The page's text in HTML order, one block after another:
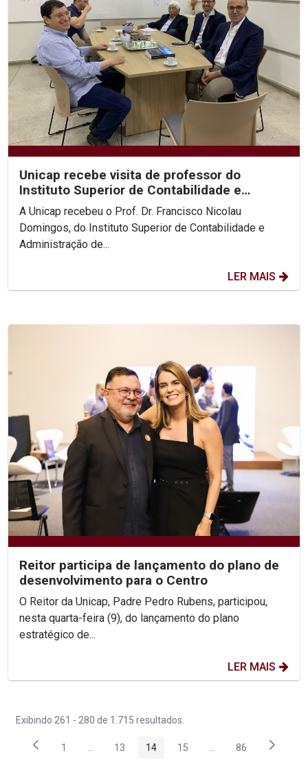
Unicap recebe visita de professor do
Instituto Superior de Contabilidade e
Administração de Lisboa
A Unicap recebeu o Prof. Dr. Francisco Nicolau
Domingos, do Instituto Superior de Contabilidade e
Administração de...
LER MAIS
Reitor participa de lançamento do plano de
desenvolvimento para o Centro
O Reitor da Unicap, Padre Pedro Rubens, participou,
nesta quarta-feira (9), do lançamento do plano
estratégico de...
LER MAIS
Exibindo 261 - 280 de 1.715 resultados.
Página
1 ...Páginas intermediárias Usar ABA para navegar.
Página
13 Página
14 Página
15 ...PáginasPágina
86